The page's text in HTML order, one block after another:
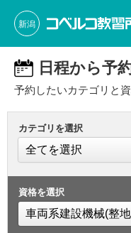
新潟
日程から予
予約したいカテゴリと
カテゴリを選択
資格を選択